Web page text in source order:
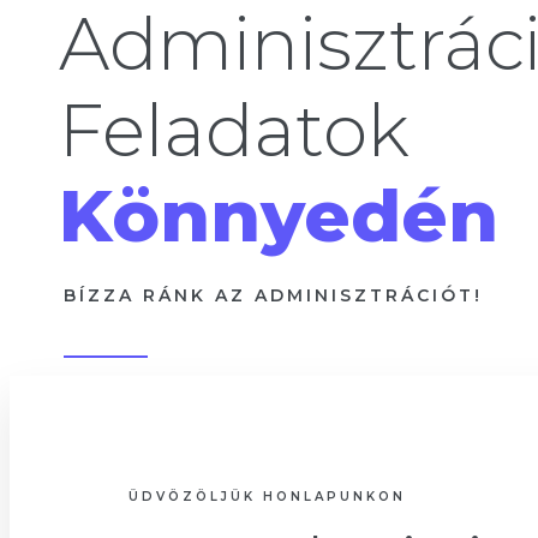
Feladatok
Könnyedén
BÍZZA RÁNK AZ ADMINISZTRÁCIÓT!
ÜDVÖZÖLJÜK HONLAPUNKON